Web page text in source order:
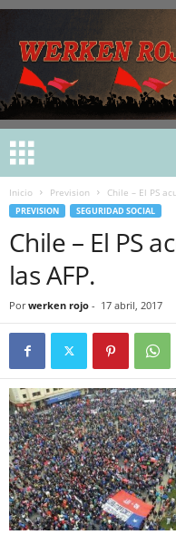
Inicio Prevision Chile – El PS
PREVISION SEGURIDAD SOCIAL
Chile – El PS
las AFP.
Por werken rojo - 17 abril, 2017